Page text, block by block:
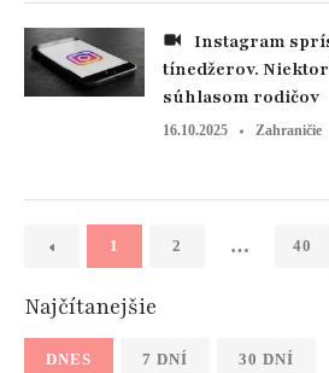
tínedžerov.
súhlasom rodičov
16.10.2025 Zahraničie
1 2 … 40
Najčítanejšie
DNES 7 DNÍ 30 DNÍ